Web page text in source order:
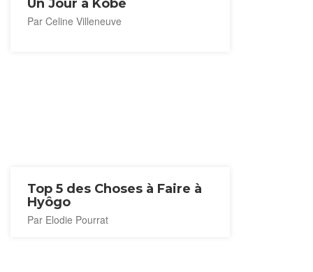
Un Jour à Kobe
Par Celine Villeneuve
Top 5 des Choses à Faire à
Hyôgo
Par Elodie Pourrat